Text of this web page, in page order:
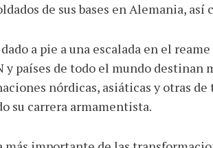
de sus bases en Alemania,
a pie a una escalada en el
y países de todo el mundo destinan
nórdicas, asiáticas y otras
su carrera armamentista.